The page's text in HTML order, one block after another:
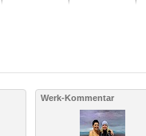
Werk-Kommentar